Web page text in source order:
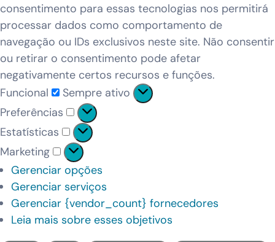
consentimento para essas tecnologias nos permitirá
processar dados como comportamento de
navegação ou IDs exclusivos neste site. Não consentir
ou retirar o consentimento pode afetar
negativamente certos recursos e funções.
Funcional
Sempre ativo
Preferências
Estatísticas
Marketing
Gerenciar opções
Gerenciar serviços
Gerenciar {vendor_count} fornecedores
Leia mais sobre esses objetivos